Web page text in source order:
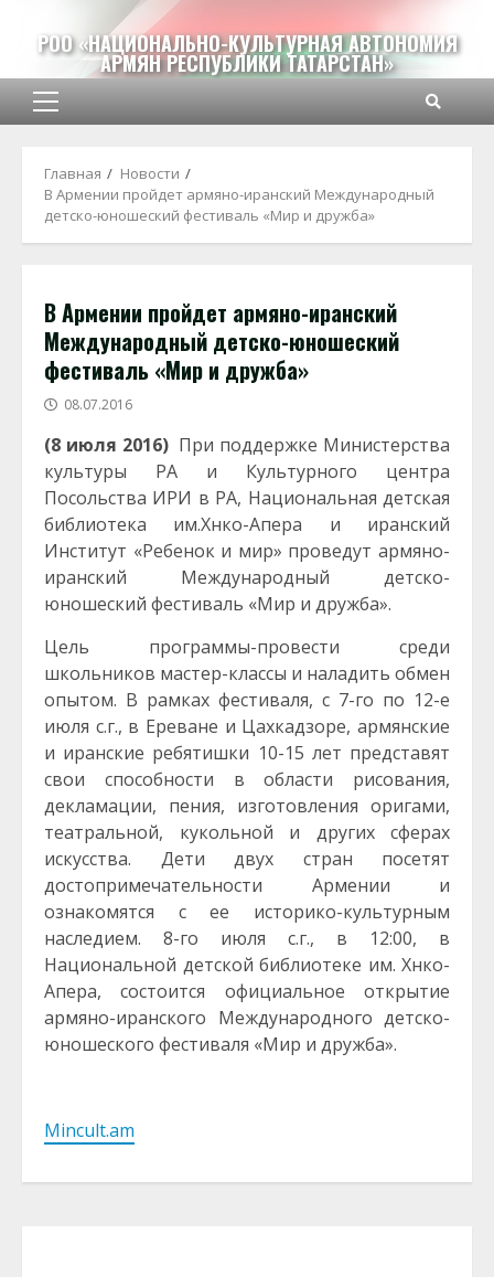
содержимому
РОО «НАЦИОНАЛЬНО-КУЛЬТУРНАЯ АВТОНОМИЯ
АРМЯН РЕСПУБЛИКИ ТАТАРСТАН»
Основное
Главная
Новости
В Армении пройдет армяно-иранский Международный
детско-юношеский фестиваль «Мир и дружба»
В Армении пройдет армяно-иранский
Международный детско-юношеский
фестиваль «Мир и дружба»
08.07.2016
(8 июля 2016)При поддержке Министерства
культуры РА и Культурного центра
Посольства ИРИ в РА, Национальная детская
библиотека им.Хнко-Апера и иранский
Институт «Ребенок и мир» проведут армяно-
иранский Международный детско-
юношеский фестиваль «Мир и дружба».
Цель программы-провести среди
школьников мастер-классы и наладить обмен
опытом. В рамках фестиваля, с 7-го по 12-е
июля с.г., в Ереване и Цахкадзоре, армянские
и иранские ребятишки 10-15 лет представят
свои способности в области рисования,
декламации, пения, изготовления оригами,
театральной, кукольной и других сферах
искусства. Дети двух стран посетят
достопримечательности Армении и
ознакомятся с ее историко-культурным
наследием. 8-го июля с.г., в 12:00, в
Национальной детской библиотеке им. Хнко-
Апера, состоится официальное открытие
армяно-иранского Международного детско-
юношеского фестиваля «Мир и дружба».
Mincult.am